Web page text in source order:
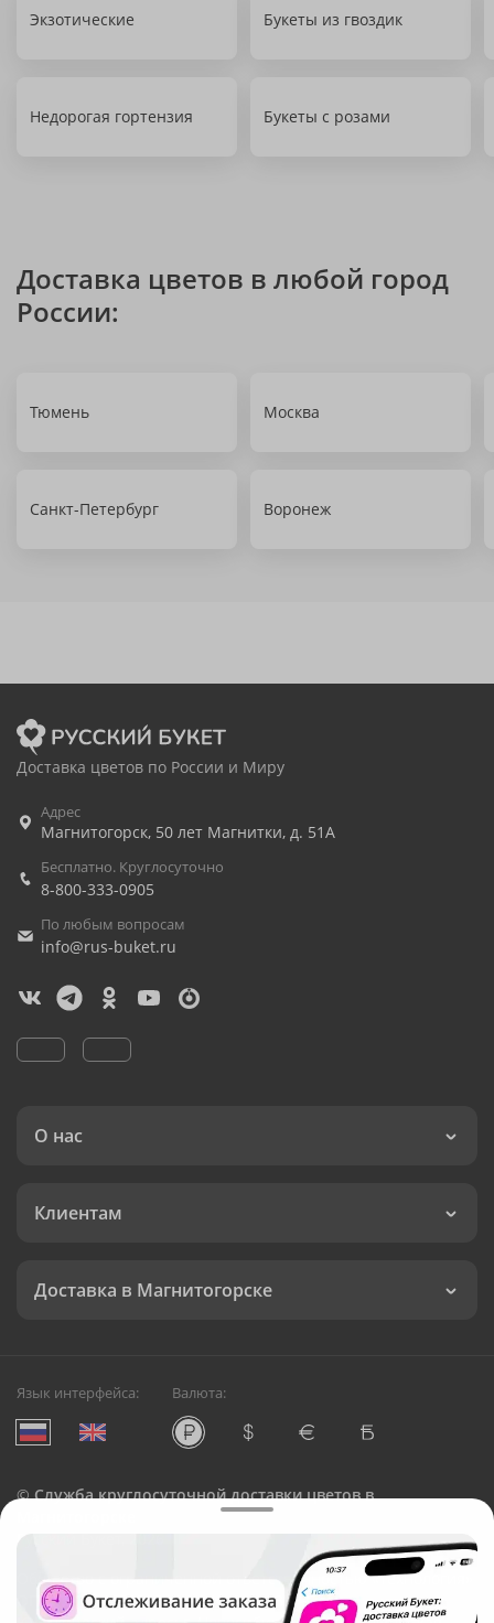
Экзотические Букеты из гвоздик
Недорогая гортензия Букеты с розами
Доставка цветов в любой город
России:
Тюмень Москва
Санкт-Петербург Воронеж
Доставка цветов по России и Миру
Адрес
Магнитогорск, 50 лет Магнитки, д. 51А
Бесплатно. Круглосуточно
8-800-333-0905
По любым вопросам
info@rus-buket.ru
О нас
Клиентам
Доставка в Магнитогорске
Язык интерфейса: Валюта:
©Служба круглосуточной доставки цветов в
Русский Букет, 2026
Общество с ограниченной ответственностью «Технология»
ОГРН: 1195476081745, ИНН: 5410081997